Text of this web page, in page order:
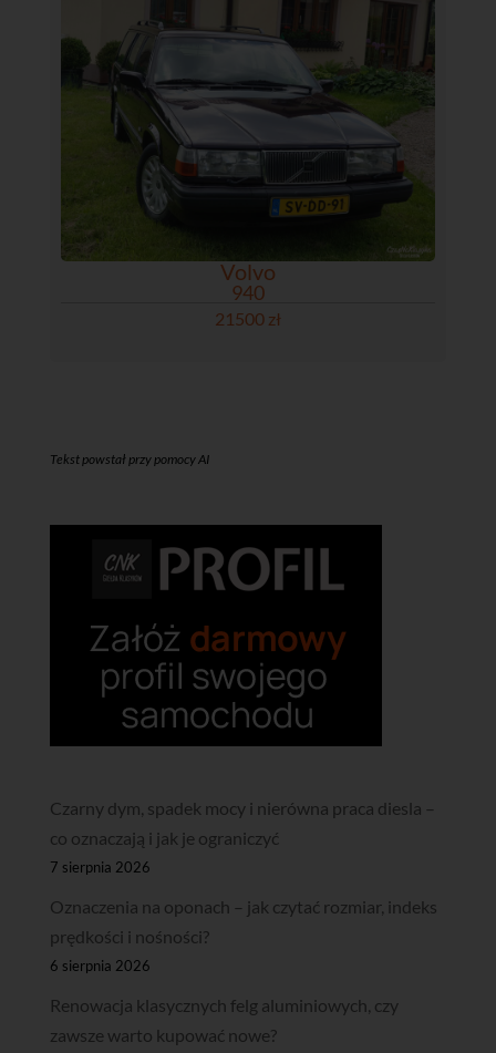
Volvo
940
21500 zł
Tekst powstał przy pomocy AI
Czarny dym, spadek mocy i nierówna praca diesla –
co oznaczają i jak je ograniczyć
7 sierpnia 2026
Oznaczenia na oponach – jak czytać rozmiar, indeks
prędkości i nośności?
6 sierpnia 2026
Renowacja klasycznych felg aluminiowych, czy
zawsze warto kupować nowe?